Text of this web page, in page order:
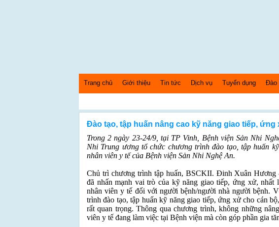
Trang chủ Giới thiệu Tin tức Dịch vụ Tuyển dụng Đào
Đào tạo, tập huấn nâng cao kỹ năng giao tiếp, ứng
Trong 2 ngày 23-24/9, tại TP Vinh, Bệnh viện Sản Nhi
Nhi Trung ương tổ chức chương trình đào tạo, tập huấn
nhân viên y tế của Bệnh viện Sản Nhi Nghệ An.
Chủ trì chương trình tập huấn, BSCKII. Đinh Xuân
đã nhấn mạnh vai trò của kỹ năng giao tiếp, ứng xử, nhất
nhân viên y tế đối với người bệnh/người nhà người bệnh.
trình đào tạo, tập huấn kỹ năng giao tiếp, ứng xử cho cán
rất quan trọng. Thông qua chương trình, không những
viên y tế đang làm việc tại Bệnh viện mà còn góp phần gia